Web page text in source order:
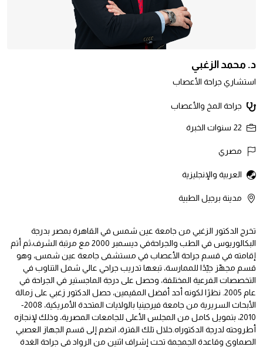
د. محمد الزغبي
استشاري جراحة الأعصاب
جراحة المخ والأعصاب
22 سنوات الخبرة
مصري
العربية والإنجليزية
مدينة برجيل الطبية
تخرج الدكتور الزغبي من جامعة عين شمس في القاهرة بمصر بدرجة
البكالوريوس في الطب والجراحةفي ديسمبر 2000 مع مرتبة الشرف،ثم أتم
إقامته في قسم جراحة الأعصاب في مستشفى جامعة عين شمس، وهو
قسم مجهّز جيّدًا للممارسة، تبعها تدريب جراحي عالي شمل التناوب في
التخصصات الفرعية المختلفة، وحصل على درجة الماجستير في الجراحة في
عام 2005. نظرًا لكونه أحد أفضل المقيمين، حصل الدكتور زغبي على زمالة
الأبحاث السريرية من جامعة فيرجينيا بالولايات المتحدة الأمريكية، 2008-
2010، بتمويل كامل من المجلس الأعلى للجامعات المصرية، وذلك لإنجازه
أطروحته لدرجة الدكتوراه.خلال تلك الفترة، انضم إلى قسم الجهاز العصبي
الصماوي وقاعدة الجمجمة تحت إشراف اثنين من الرواد في جراحة الغدة